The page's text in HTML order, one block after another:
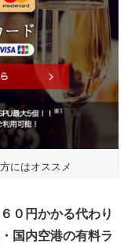
にはオススメ
０円かかる代わり
国内空港の有料ラ